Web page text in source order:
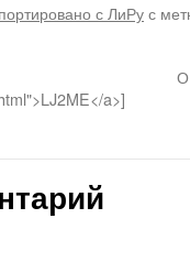
с ЛиРус
a>]
О